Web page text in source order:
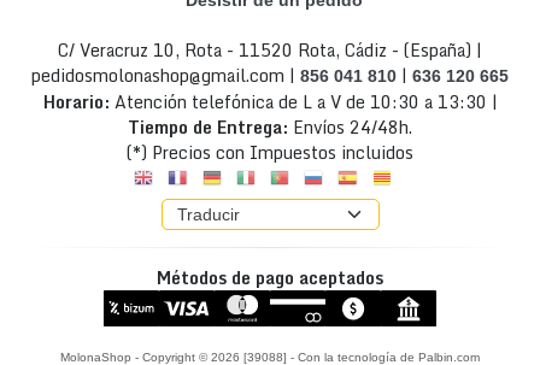
C/ Veracruz 10, Rota - 11520 Rota, Cádiz - (España) |
pedidosmolonashop@gmail.com | 856 041 810 | 636 120 665
Horario: Atención telefónica de L a V de 10:30 a 13:30 |
Tiempo de Entrega: Envíos 24/48h.
(*) Precios con Impuestos incluidos
Métodos de pago aceptados
MolonaShop - Copyright © 2026 [39088] - Con la tecnología de Palbin.com